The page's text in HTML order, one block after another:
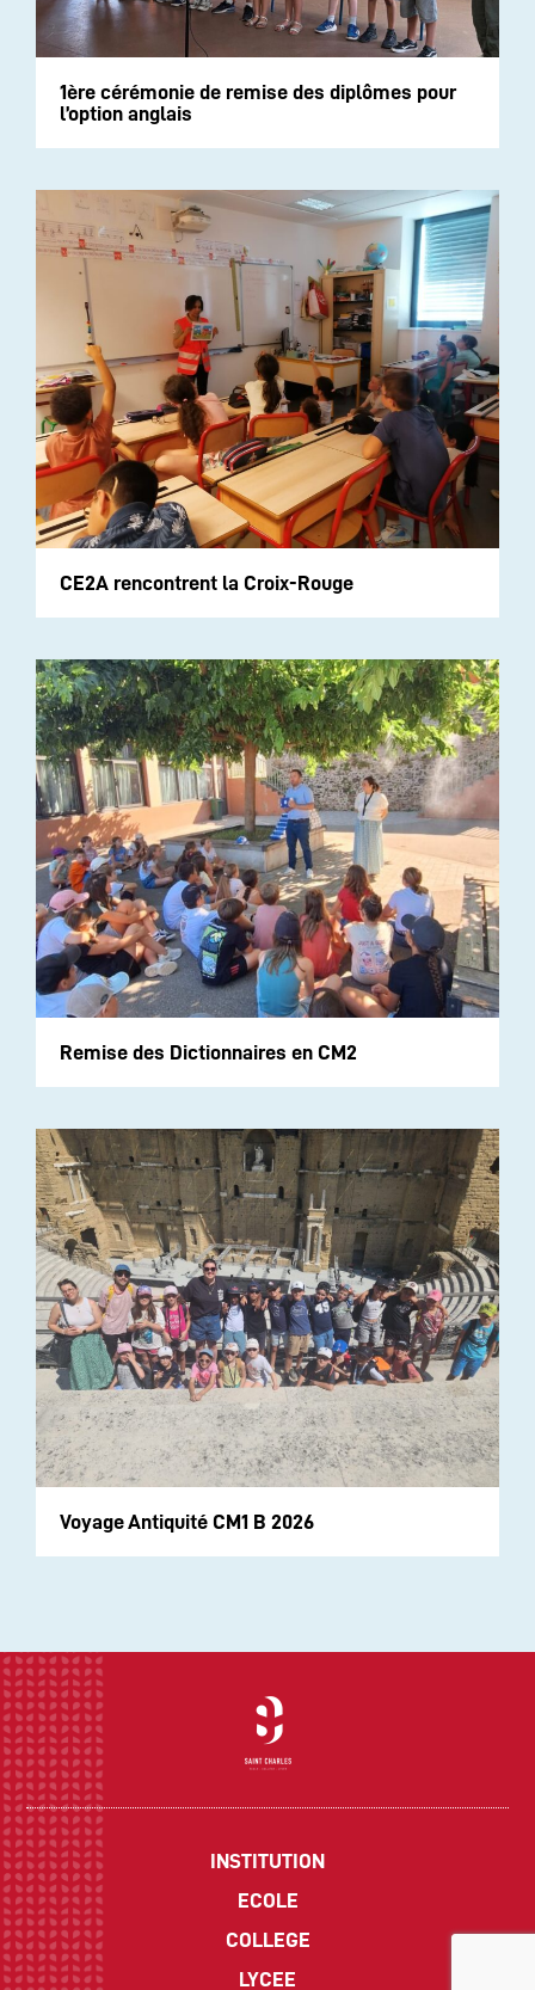
1ère cérémonie de remise des diplômes pour
l’option anglais
CE2A rencontrent la Croix-Rouge
Remise des Dictionnaires en CM2
Voyage Antiquité CM1 B 2026
INSTITUTION
ECOLE
COLLEGE
LYCEE